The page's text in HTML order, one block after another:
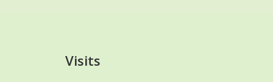
Visits